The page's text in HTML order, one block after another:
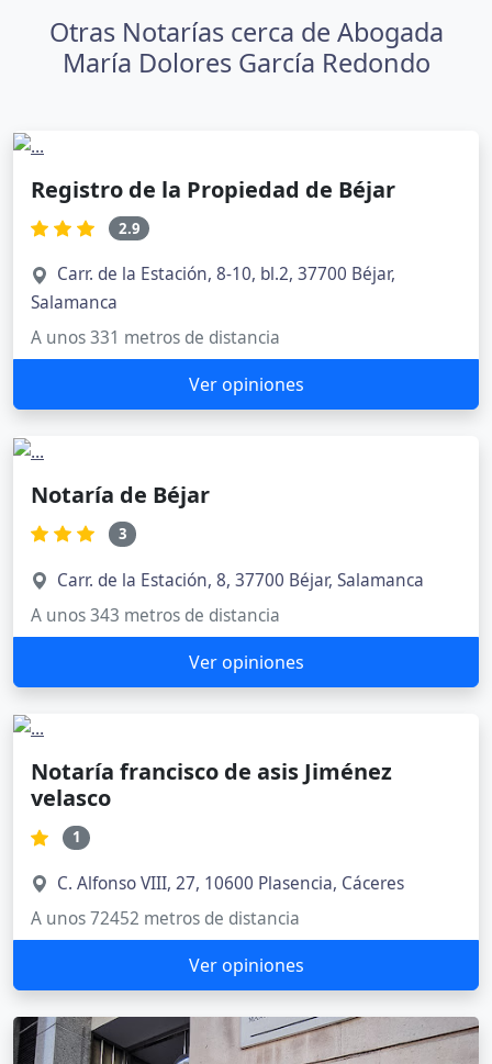
Otras Notarías cerca de Abogada
María Dolores García Redondo
Registro de la Propiedad de Béjar
2.9
Carr. de la Estación, 8-10, bl.2, 37700 Béjar,
Salamanca
A unos 331 metros de distancia
Ver opiniones
Notaría de Béjar
3
Carr. de la Estación, 8, 37700 Béjar, Salamanca
A unos 343 metros de distancia
Ver opiniones
Notaría francisco de asis Jiménez
velasco
1
C. Alfonso VIII, 27, 10600 Plasencia, Cáceres
A unos 72452 metros de distancia
Ver opiniones